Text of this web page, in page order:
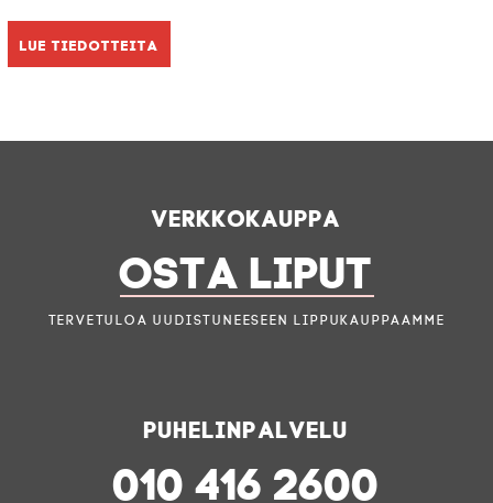
Lue tiedotteita
Verkkokauppa
OSTA LIPUT
Tervetuloa uudistuneeseen lippukauppaamme
Puhelinpalvelu
010 416 2600